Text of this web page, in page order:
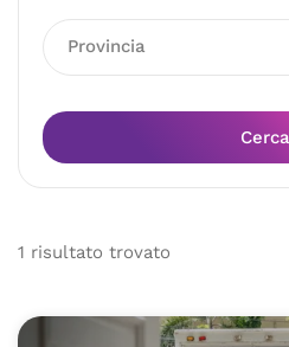
Provincia
Cerca
1 risultato trovato